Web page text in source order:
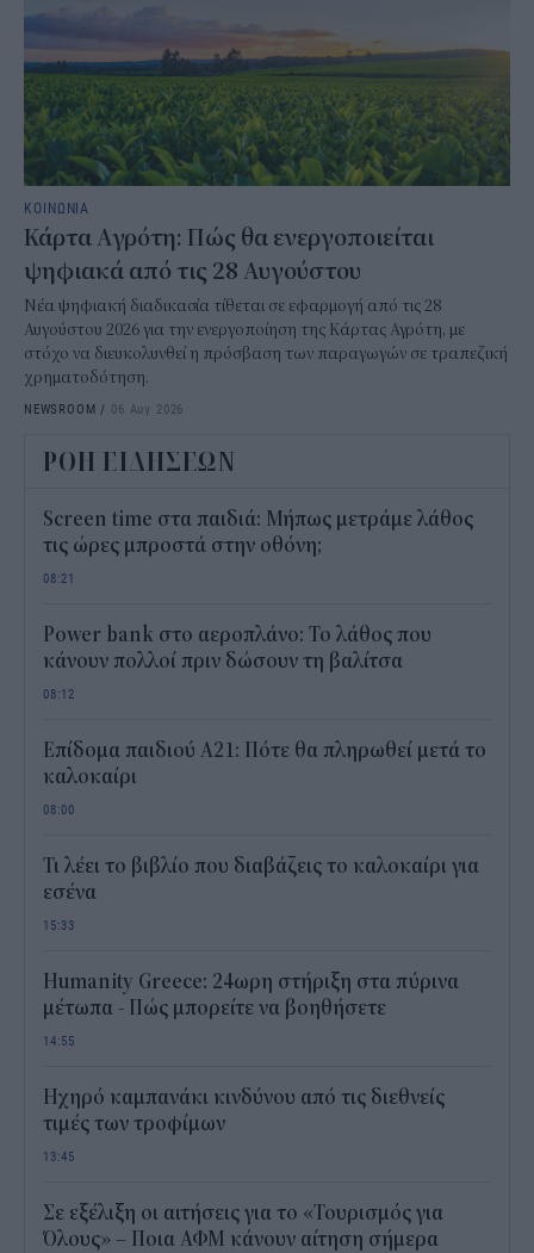
ΚΟΙΝΩΝΙΑ
Κάρτα Αγρότη: Πώς θα ενεργοποιείται
ψηφιακά από τις 28 Αυγούστου
Νέα ψηφιακή διαδικασία τίθεται σε εφαρμογή από τις 28
Αυγούστου 2026 για την ενεργοποίηση της Κάρτας Αγρότη, με
στόχο να διευκολυνθεί η πρόσβαση των παραγωγών σε τραπεζική
χρηματοδότηση.
NEWSROOM / 06 Αυγ 2026
ΡΟΗ ΕΙΔΗΣΕΩΝ
Screen time στα παιδιά: Μήπως μετράμε λάθος
τις ώρες μπροστά στην οθόνη;
08:21
Power bank στο αεροπλάνο: Το λάθος που
κάνουν πολλοί πριν δώσουν τη βαλίτσα
08:12
Επίδομα παιδιού Α21: Πότε θα πληρωθεί μετά το
καλοκαίρι
08:00
Τι λέει το βιβλίο που διαβάζεις το καλοκαίρι για
εσένα
15:33
Humanity Greece: 24ωρη στήριξη στα πύρινα
μέτωπα - Πώς μπορείτε να βοηθήσετε
14:55
Ηχηρό καμπανάκι κινδύνου από τις διεθνείς
τιμές των τροφίμων
13:45
Σε εξέλιξη οι αιτήσεις για το «Τουρισμός για
Όλους» – Ποια ΑΦΜ κάνουν αίτηση σήμερα